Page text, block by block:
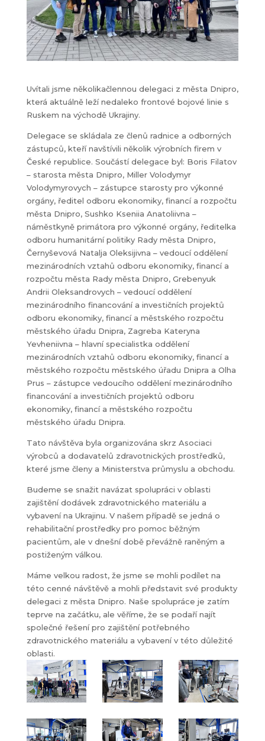
Uvítali jsme několikačlennou delegaci z města Dnipro,
která aktuálně leží nedaleko frontové bojové linie s
Ruskem na východě Ukrajiny.
Delegace se skládala ze členů radnice a odborných
zástupců, kteří navštívili několik výrobních firem v
České republice. Součástí delegace byl: Boris Filatov
– starosta města Dnipro, Miller Volodymyr
Volodymyrovych – zástupce starosty pro výkonné
orgány, ředitel odboru ekonomiky, financí a rozpočtu
města Dnipro, Sushko Kseniia Anatoliivna –
náměstkyně primátora pro výkonné orgány, ředitelka
odboru humanitární politiky Rady města Dnipro,
Černyševová Natalja Oleksijivna – vedoucí oddělení
mezinárodních vztahů odboru ekonomiky, financí a
rozpočtu města Rady města Dnipro, Grebenyuk
Andrii Oleksandrovych – vedoucí oddělení
mezinárodního financování a investičních projektů
odboru ekonomiky, financí a městského rozpočtu
městského úřadu Dnipra, Zagreba Kateryna
Yevheniivna – hlavní specialistka oddělení
mezinárodních vztahů odboru ekonomiky, financí a
městského rozpočtu městského úřadu Dnipra a Olha
Prus – zástupce vedoucího oddělení mezinárodního
financování a investičních projektů odboru
ekonomiky, financí a městského rozpočtu
městského úřadu Dnipra.
Tato návštěva byla organizována skrz Asociaci
výrobců a dodavatelů zdravotnických prostředků,
které jsme členy a Ministerstva průmyslu a obchodu.
Budeme se snažit navázat spolupráci v oblasti
zajištění dodávek zdravotnického materiálu a
vybavení na Ukrajinu. V našem případě se jedná o
rehabilitační prostředky pro pomoc běžným
pacientům, ale v dnešní době převážně raněným a
postiženým válkou.
Máme velkou radost, že jsme se mohli podílet na
této cenné návštěvě a mohli představit své produkty
delegaci z města Dnipro. Naše spolupráce je zatím
teprve na začátku, ale věříme, že se podaří najít
společné řešení pro zajištění potřebného
zdravotnického materiálu a vybavení v této důležité
oblasti.